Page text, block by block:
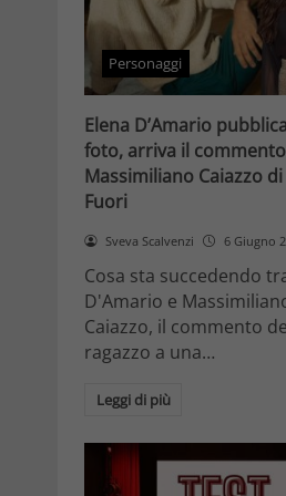
Personaggi
Elena D’Amario
foto, arriva il
Massimiliano Caiazzo
Fuori
Sveva Scalvenzi 6 Giugno
Cosa sta succedendo
D'Amario e
Caiazzo, il commento
ragazzo a una…
Leggi di più